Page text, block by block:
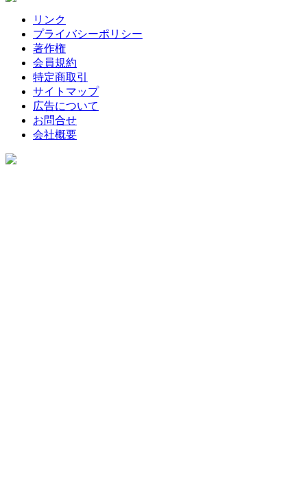
リンク
プライバシーポリシー
著作権
会員規約
特定商取引
サイトマップ
広告について
お問合せ
会社概要